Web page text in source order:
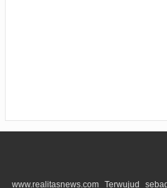
www.realitasnews.com Terwujud